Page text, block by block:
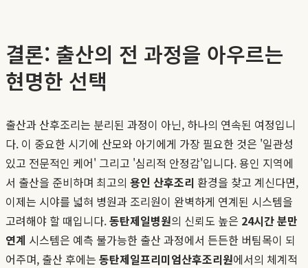
결론: 출산의 전 과정을 아우르는
현명한 선택
출산과 산후조리는 분리된 과정이 아닌, 하나의 연속된 여정입니
다. 이 중요한 시기에 산모와 아기에게 가장 필요한 것은 '일관성
있고 전문적인 케어' 그리고 '심리적 안정감'입니다. 용인 지역에
서 출산을 준비하며 최고의 용인 산후조리 환경을 찾고 계신다면,
이제는 시야를 넓혀 병원과 조리원이 완벽하게 연계된 시스템을
고려해야 할 때입니다.동탄제일병원의 신뢰도 높은 24시간 분만
연계 시스템은 예측 불가능한 출산 과정에서 든든한 버팀목이 되
어주며, 출산 후에는 동탄제일프리미엄산후조리원에서의 체계적